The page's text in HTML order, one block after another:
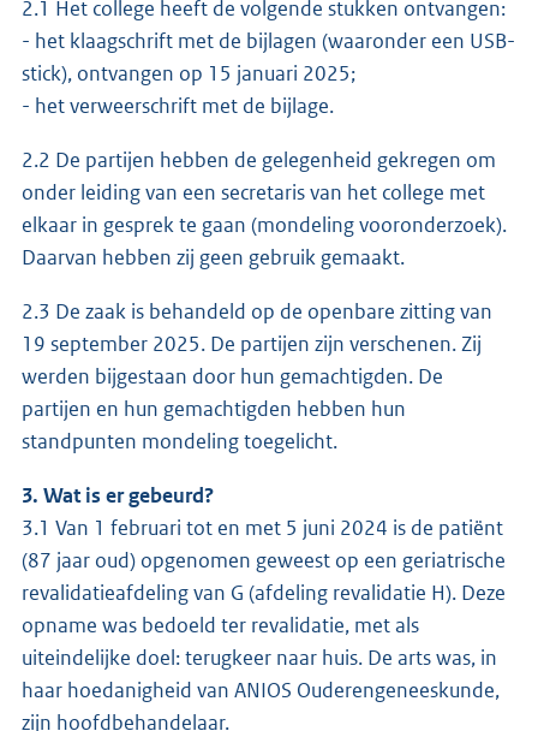
2.1 Het college heeft de volgende stukken ontvangen:
- het klaagschrift met de bijlagen (waaronder een USB-
stick), ontvangen op 15 januari 2025;
- het verweerschrift met de bijlage.
2.2 De partijen hebben de gelegenheid gekregen om
onder leiding van een secretaris van het college met
elkaar in gesprek te gaan (mondeling vooronderzoek).
Daarvan hebben zij geen gebruik gemaakt.
2.3 De zaak is behandeld op de openbare zitting van
19 september 2025. De partijen zijn verschenen. Zij
werden bijgestaan door hun gemachtigden. De
partijen en hun gemachtigden hebben hun
standpunten mondeling toegelicht.
3. Wat is er gebeurd?
3.1 Van 1 februari tot en met 5 juni 2024 is de patiënt
(87 jaar oud) opgenomen geweest op een geriatrische
revalidatieafdeling van G (afdeling revalidatie H). Deze
opname was bedoeld ter revalidatie, met als
uiteindelijke doel: terugkeer naar huis. De arts was, in
haar hoedanigheid van ANIOS Ouderengeneeskunde,
zijn hoofdbehandelaar.